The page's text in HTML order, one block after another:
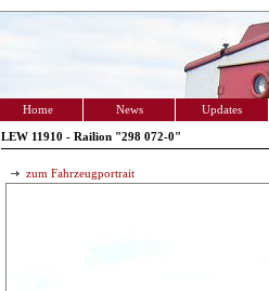
Home News Updates
LEW 11910 - Railion "298 072-0"
zum Fahrzeugportrait